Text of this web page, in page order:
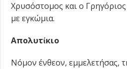
Χρυσόστομος και ο
με εγκώμια.
Απολυτίκιο
Νόμον ένθεον, εμμελετήσας,